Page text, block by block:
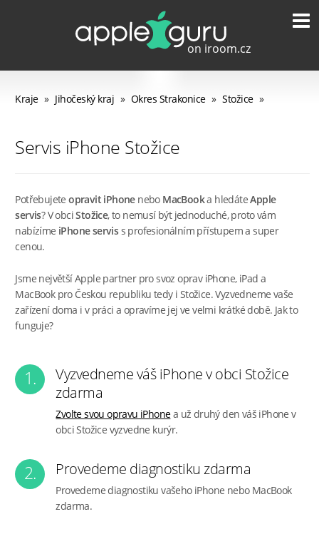
Kraje » Jihočeský kraj » Okres Strakonice » Stožice »
Servis iPhone Stožice
Potřebujeteopravit iPhonenebo MacBooka hledáteApple
servis? V obciStožice, to nemusí být jednoduché, proto vám
nabízíme iPhone serviss profesionálním přístupem a super
cenou.
Jsme největší Apple partner pro svoz oprav iPhone, iPad a
MacBook pro Českou republiku tedy i Stožice. Vyzvedneme vaše
zařízení doma i v práci a opravíme jej ve velmi krátké době. Jak to
funguje?
1.
Vyzvedneme váš iPhone v obci Stožice
zdarma
Zvolte svou opravu iPhonea už druhý den váš iPhone v
obci Stožice vyzvedne kurýr.
2. Provedeme diagnostiku zdarma
Provedeme diagnostiku vašeho iPhone nebo MacBook
zdarma.